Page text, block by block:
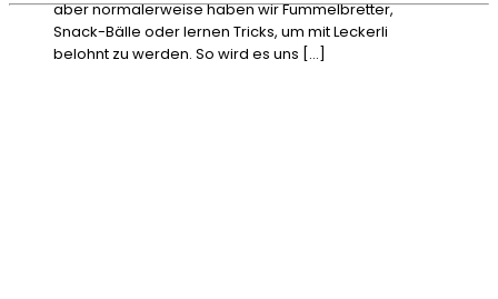
aber normalerweise haben wir Fummelbretter,
Snack-Bälle oder lernen Tricks, um mit Leckerli
belohnt zu werden. So wird es uns […]